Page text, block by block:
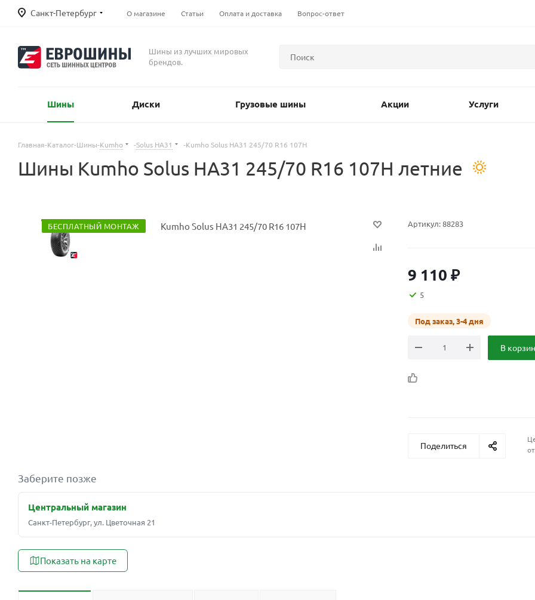
Санкт-Петербург О магазине Статьи Оплата и доставка Вопрос-ответ
Шины из лучших мировых
брендов.
Шины Диски Грузовые шины Акции Услуги
Главная-Каталог-Шины-Kumho -Solus HA31 -Kumho Solus HA31 245/70 R16 107H
Шины Kumho Solus HA31 245/70 R16 107H летние
БЕСПЛАТНЫЙ МОНТАЖ Артикул:88283
9 110 ₽
5
Под заказ, 3-4 дня
В
Поделиться
Заберите позже
Центральный магазин
Санкт-Петербург, ул. Цветочная 21
Показать на карте